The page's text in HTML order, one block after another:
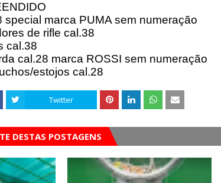
special marca PUMA sem numeração
de rifle cal.38
cal.38
cal.28 marca ROSSI sem numeração
estojos cal.28
Twitter
DESTAS POSTAGENS